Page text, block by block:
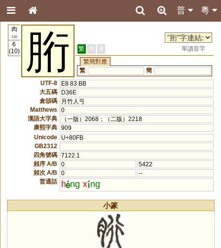
粵
普
肉
130
6
(10)
胻 繁 簡 港
單讀音字
繁簡對應
繁
簡
UTF-8
E8 83 BB
大五碼
D36E
倉頡碼
月竹人弓
Matthews
0
漢語大字典
（一版）2068；（二版）2218
康熙字典 909
Unicode
U+80FB
GB2312
四角號碼 7122.1
頻序 A/B
0
5422
頻次 A/B
0
--
普通話
h ng x ng
小篆